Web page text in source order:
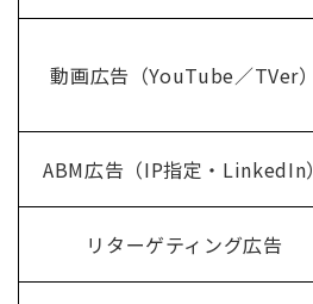
動画広告（YouTube／TVer）
ABM広告（IP指定・LinkedIn）
リターゲティング広告